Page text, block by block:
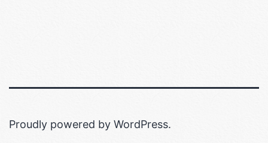
Proudly powered by WordPress.